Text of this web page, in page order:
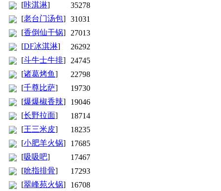
[咔淇淋]
35278
[老台门汤包] 31031
[香倒仙干锅]
27013
[DF冰淇淋]
26292
[斗牛士牛排]
24745
[诸葛烤鱼]
22798
[千尊比萨]
19730
[爆爆椒香辣]
19046
[长野拉面]
18714
[王三米皮]
18235
[小肥羊火锅]
17685
[吸吸吧]
17467
[吮指排骨]
17293
[翠峰苑火锅] 16708